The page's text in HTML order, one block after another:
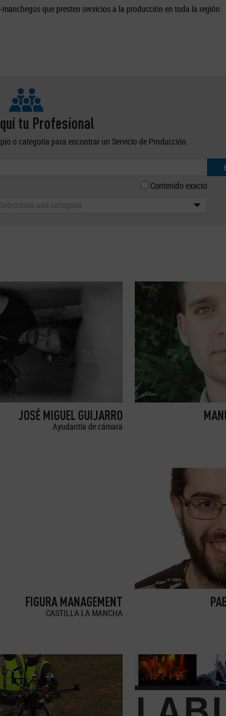
que presten servicios a la producción en toda la región.
tu Profesional
o categoría para encontrar un Servicio de Producción.
Contenido exacto
Selecciona una categoría
JOSÉ MIGUEL GUIJARRO
Ayudantía de cámara
FIGURA MANAGEMENT
CASTILLA LA MANCHA